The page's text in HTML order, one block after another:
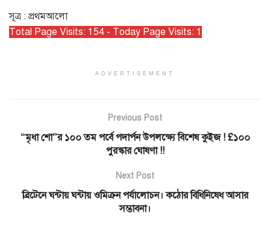
সূত্র : প্রথমআলো
Total Page Visits: 154 - Today Page Visits: 1
ADVERTISEMENT
Previous Post
“মৃধা শো”র ১০০ তম পর্বে পদার্পন উপলক্ষ্যে বিশেষ কুইজ ! £১০০
পুরস্কার ঘোষণা !!
Next Post
ব্রিটেনে ঘন্টায় ঘন্টায় ওমিক্রন পর্যালোচন। কঠোর বিধিনিষেধ আসার
সম্ভাবনা।